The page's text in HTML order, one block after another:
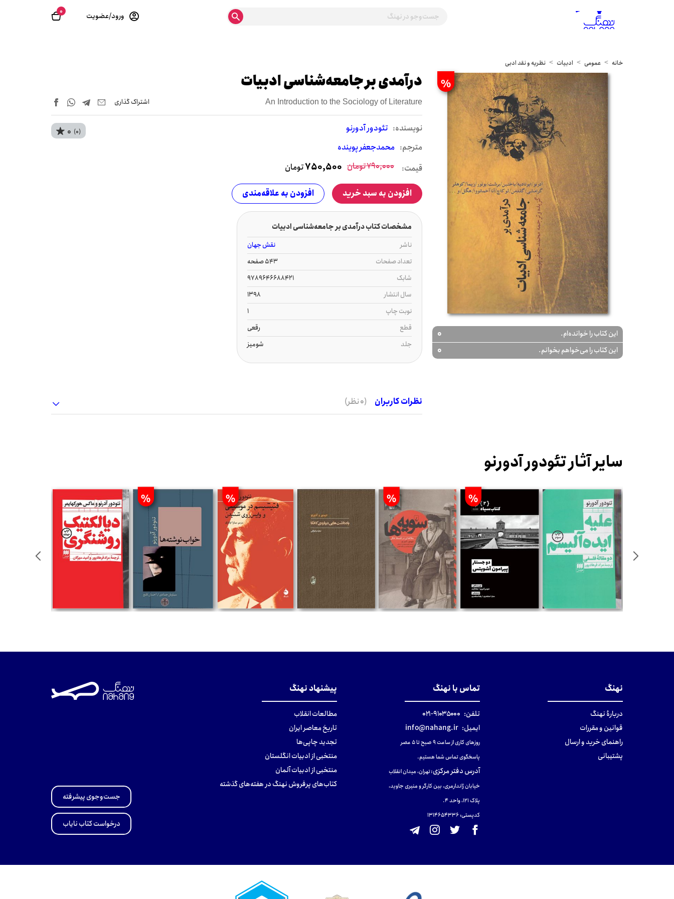
0 ورود/عضویت
خانه عمومی ادبیات نظریه و نقد ادبی
%
این کتاب را خوانده‌ام. 0
این کتاب را می‌خواهم بخوانم. 0
درآمدی بر جامعه‌شناسی ادبیات
An Introduction to the Sociology of Literature اشتراک‌ گذاری
نويسنده: تئودور آدورنو
مترجم: محمدجعفر پوینده
0 (0)
قیمت: 790,000تومان 750,500تومان
افزودن به سبد خرید افزودن به علاقه‌مندی
مشخصات کتاب درآمدی بر جامعه‌شناسی ادبیات
ناشر
نقش جهان
تعداد صفحات
543 صفحه
شابک
9789646688421
سال انتشار
1398
نوبت چاپ
1
قطع
رقعی
جلد
شومیز
نظرات کاربران (0 نظر)
سایر آثار تئودور آدورنو
%
%
%
%
نهنگ
دربارهٔ نهنگ
قوانین و مقررات
راهنمای خرید و ارسال
پشتیبانی
تماس با نهنگ
تلفن: ۹۱۰۳۵۰۰۰-۰۲۱
ایمیل: info@nahang.ir
روزهای کاری از ساعت ۹ صبح تا ۵ عصر
پاسخگوی تماس شما هستیم.
آدرس دفتر مرکزی:تهران، میدان انقلاب
خیابان ژاندارمری، بین کارگر و منیری جاوید،
پلاک 121، واحد ۴.
کدپستی: 131465433۶
پیشنهاد نهنگ
مطالعات انقلاب
تاریخ معاصر ایران
تجدید چاپی‌ها
منتخبی از ادبیات انگلستان
منتخبی از ادبیات آلمان
کتاب‌های پرفروش نهنگ در هفته‌های گذشته
جست‌وجوی پیشرفته
درخواست کتاب نایاب